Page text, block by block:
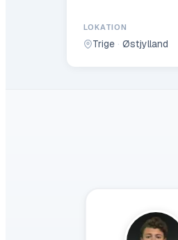
LOKATION
Trige · Østjylland